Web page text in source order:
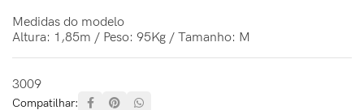
Medidas do modelo
Altura: 1,85m / Peso: 95Kg / Tamanho: M
3009
Compatilhar: